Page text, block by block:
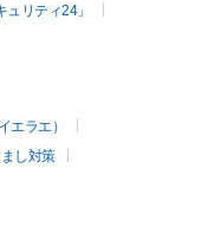
リティ24」
エラエ）
し対策